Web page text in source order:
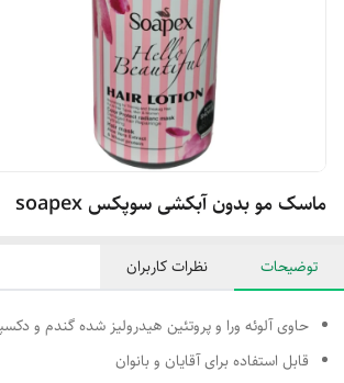
ماسک مو بدون آبکشی سوپکس soapex
توضیحات نظرات کاربران
حاوی آلوئه ورا و پروتئین هیدرولیز شده گندم و
قابل استفاده برای آقایان و بانوان